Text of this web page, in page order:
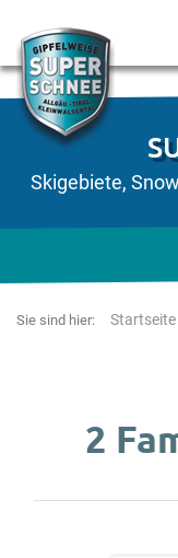
Skigebiete,
Sie sind hier: Startseite
2